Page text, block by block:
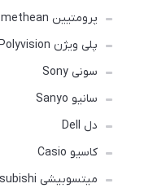
پرومتیین Promethean
پلی ویژن Polyvision
سونی Sony
سانیو Sanyo
دل Dell
کاسیو Casio
میتسوبیشی Mitsubishi